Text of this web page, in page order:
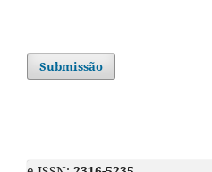
Submissão